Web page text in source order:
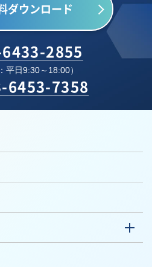
ダウンロード
2855
平日9:30～18:00）
6453-7358